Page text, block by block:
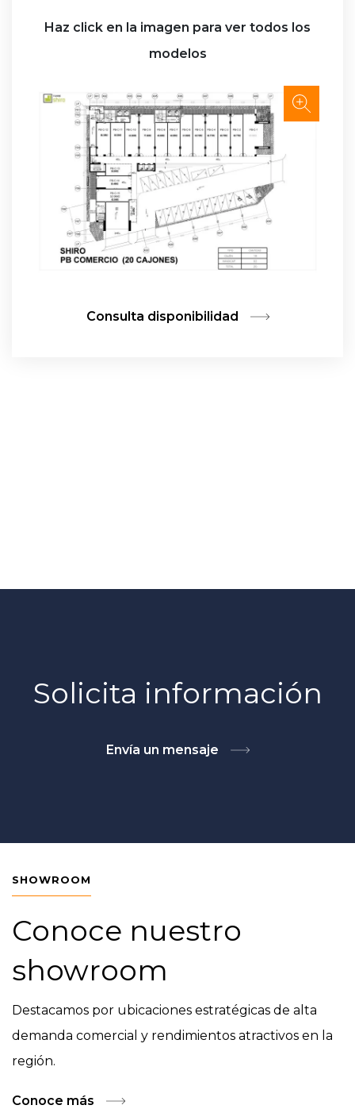
Haz click en la imagen para ver todos los
modelos
Consulta disponibilidad
Solicita información
Envía un mensaje
SHOWROOM
Conoce nuestro
showroom
Destacamos por ubicaciones estratégicas de alta
demanda comercial y rendimientos atractivos en la
región.
Conoce más